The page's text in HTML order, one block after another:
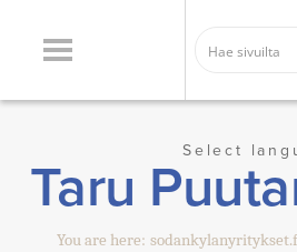
Select
Taru
You are here: